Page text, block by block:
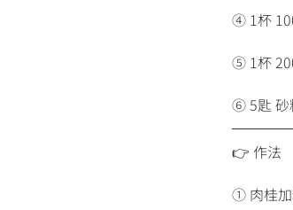
④ 1杯
⑤ 1杯
⑥ 5匙 砂
👉 作法
① 肉桂加